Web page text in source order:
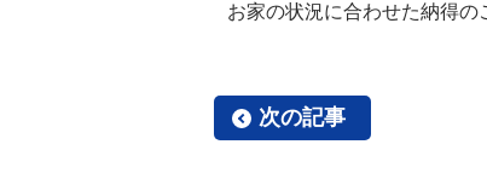
お家の状況に合わせた納得の
次の記事